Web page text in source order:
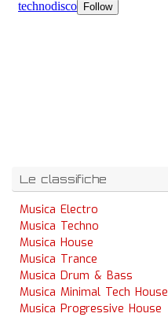
Le classifiche
Musica Electro
Musica Techno
Musica House
Musica Trance
Musica Drum & Bass
Musica Minimal Tech House
Musica Progressive House